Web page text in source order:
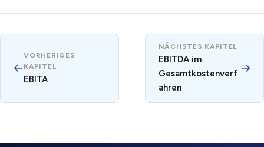
←
VORHERIGES
KAPITEL
EBITA
NÄCHSTES KAPITEL
EBITDA im
Gesamtkostenverf
ahren
→